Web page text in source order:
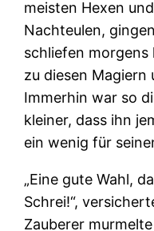
meisten Hexen
Nachteulen,
schliefen
zu diesen Magiern
Immerhin war so
kleiner, dass ihn
ein wenig für
„Eine gute Wahl,
Schrei!“,
Zauberer